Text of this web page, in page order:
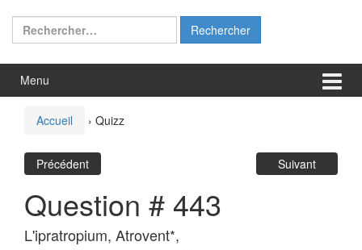
Rechercher :
Menu
Accueil › Quizz
Précédent Suivant
Question # 443
L'ipratropium, Atrovent*,